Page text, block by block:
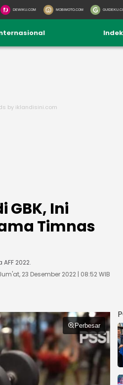
DEWIKU.COM MOBIMOTO.COM
GBK, Ini
Timnas
2022.
23 Desember 2022 | 08:52 WIB
Perbesar